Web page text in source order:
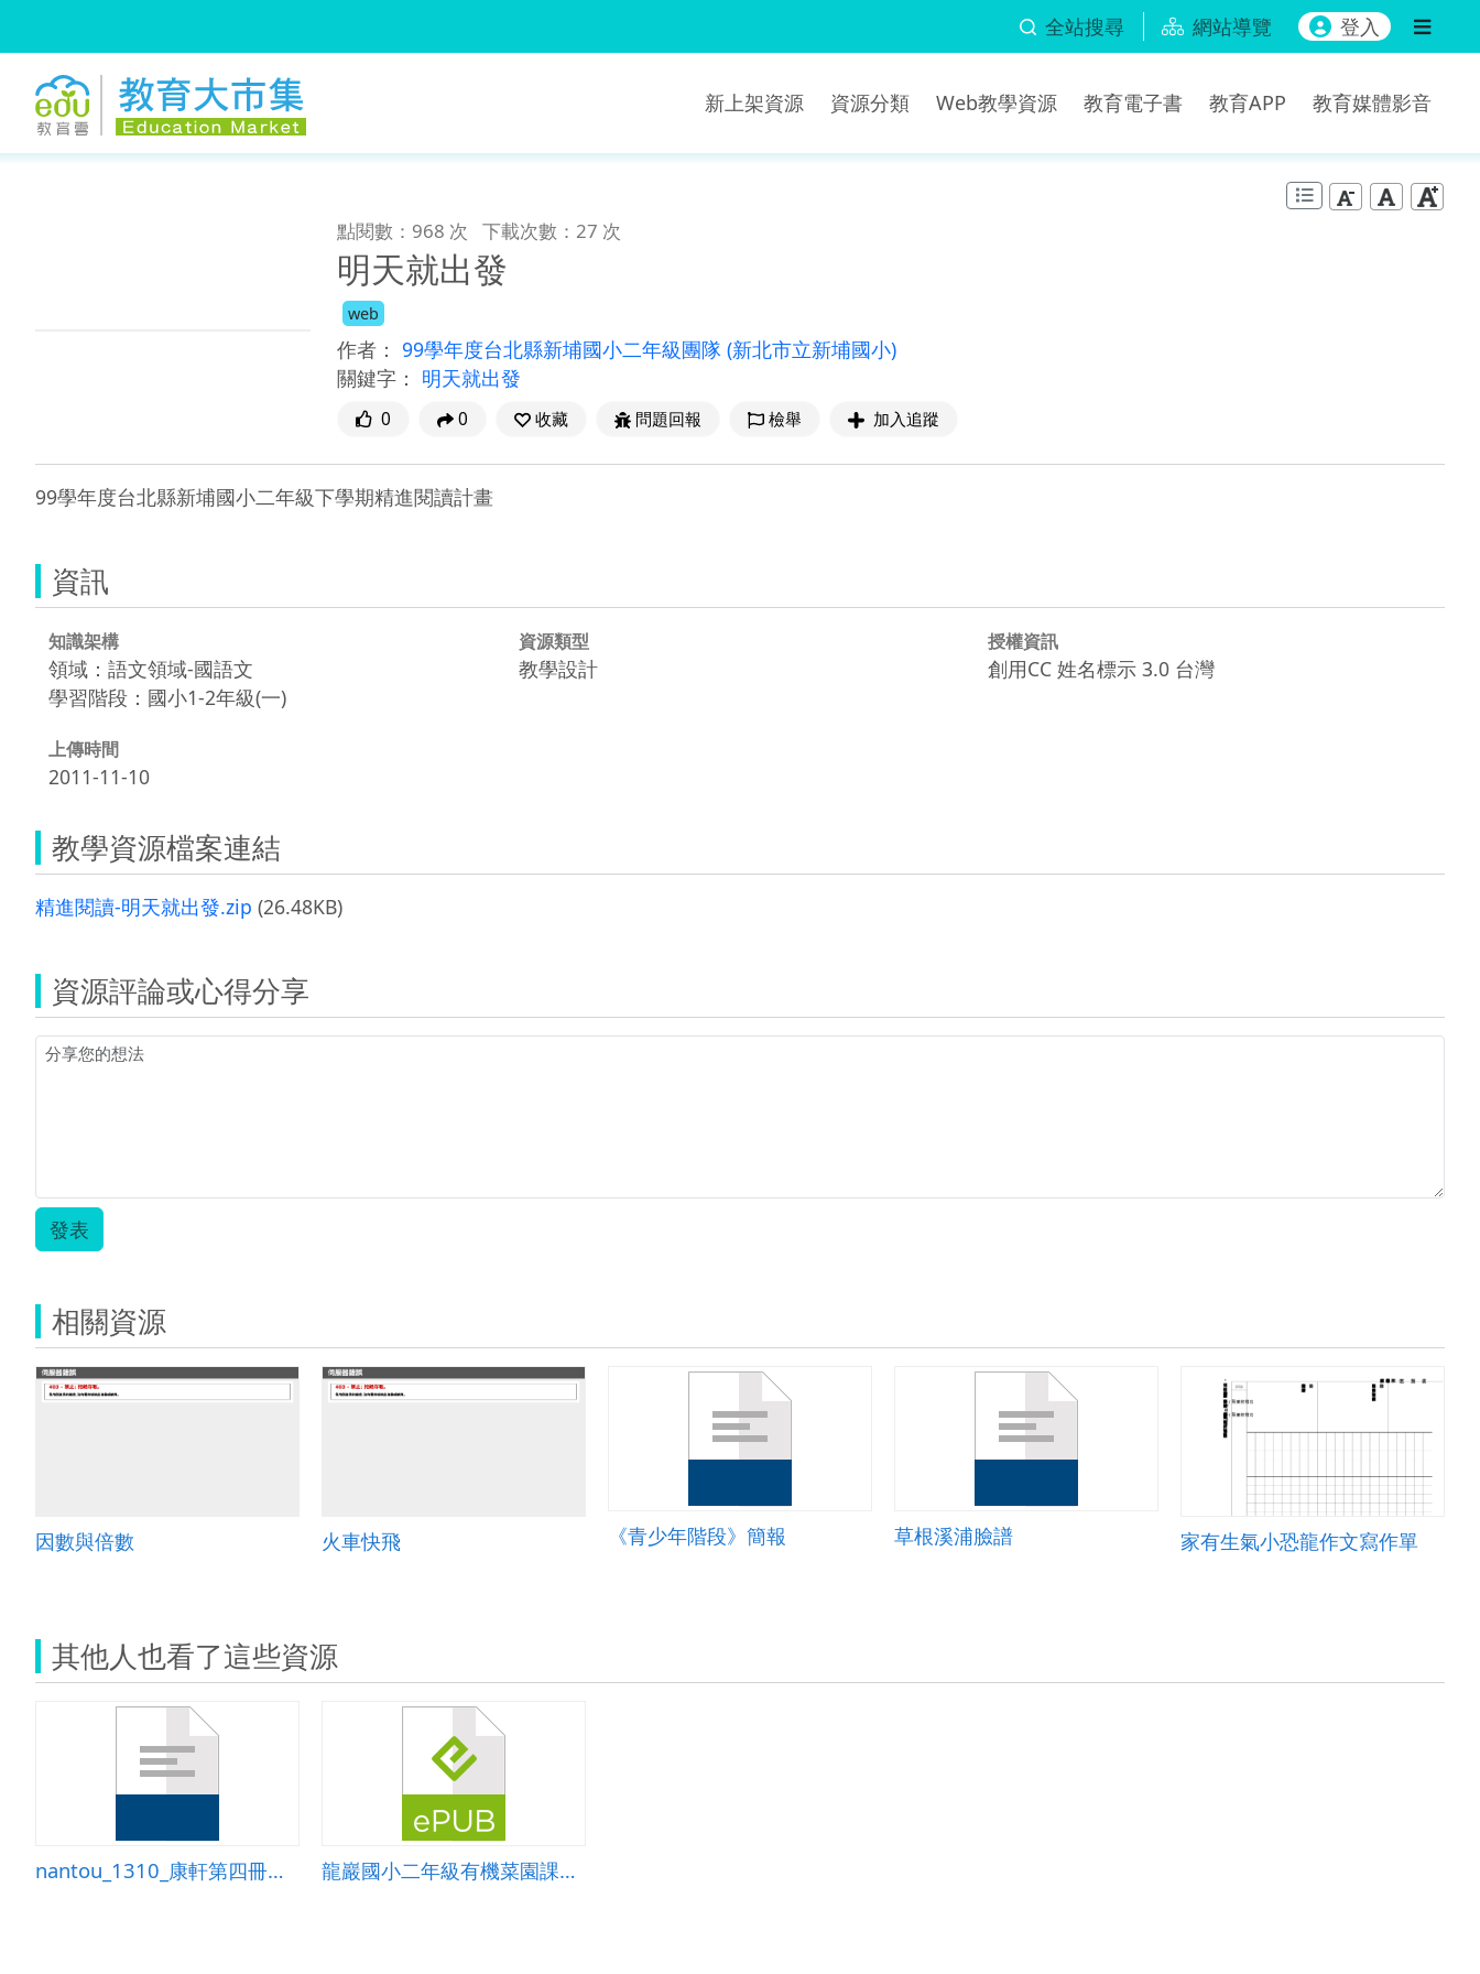
全站搜尋 網站導覽 登入
新上架資源 資源分類 Web教學資源 教育電子書 教育APP 教育媒體影音
點閱數：968 次 下載次數：27 次
明天就出發
web
作者： 99學年度台北縣新埔國小二年級團隊 (新北市立新埔國小)
關鍵字： 明天就出發
0 0 收藏 問題回報 檢舉 加入追蹤
99學年度台北縣新埔國小二年級下學期精進閱讀計畫
資訊
知識架構
領域：語文領域-國語文
學習階段：國小1-2年級(一)
資源類型
教學設計
授權資訊
創用CC 姓名標示 3.0 台灣
上傳時間
2011-11-10
教學資源檔案連結
精進閱讀-明天就出發.zip (26.48KB)
資源評論或心得分享
發表
相關資源
因數與倍數 火車快飛 《青少年階段》簡報 草根溪浦臉譜 家有生氣小恐龍作文寫作單
其他人也看了這些資源
nantou_1310_康軒第四冊第五單元幾月幾日星期幾-教案 龍巖國小二年級有機菜園課程設計